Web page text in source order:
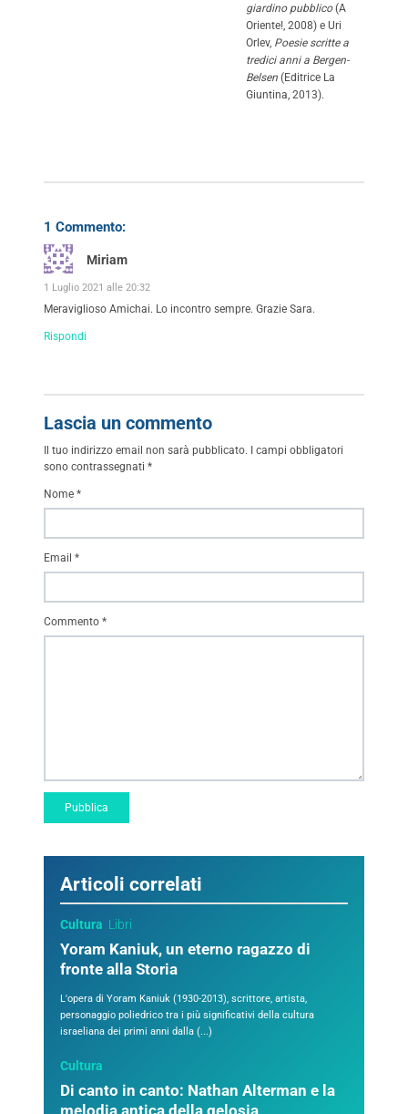
Articoli correlati
Cultura Libri
Yoram Kaniuk, un eterno ragazzo di
fronte alla Storia
L'opera di Yoram Kaniuk (1930-2013), scrittore, artista,
personaggio poliedrico tra i più significativi della cultura
israeliana dei primi anni dalla (...)
Cultura
Di canto in canto: Nathan Alterman e la
melodia antica della gelosia
giardino pubblico(A
Oriente!, 2008) e Uri
Orlev, Poesie scritte a
tredici anni a Bergen-
Belsen (Editrice La
Giuntina, 2013).
1 Commento:
Miriam
1 Luglio 2021 alle 20:32
Meraviglioso Amichai. Lo incontro sempre. Grazie Sara.
Rispondi
Lascia un commento
Il tuo indirizzo email non sarà pubblicato. I campi obbligatori
sono contrassegnati *
Commento *
Nome *
Email *